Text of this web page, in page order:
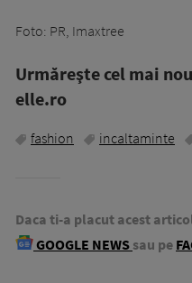
Foto: PR, Imaxtree
Urmăreşte cel mai
elle.ro
fashion incaltaminte
Daca ti-a placut acest
GOOGLE NEWS sau pe